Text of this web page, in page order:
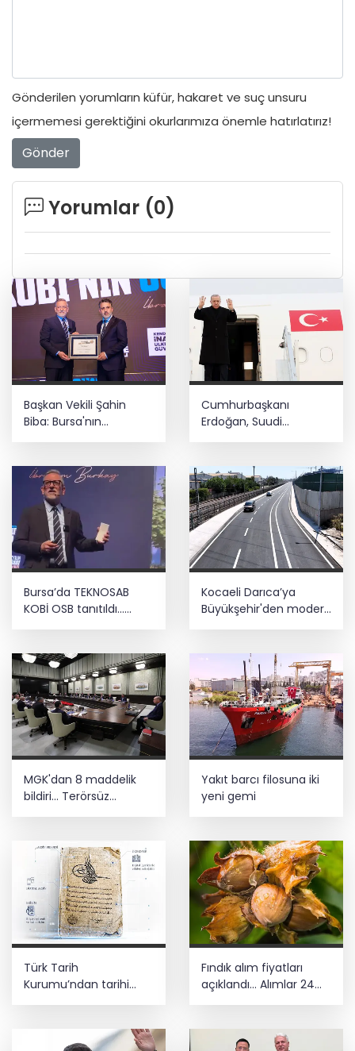
Gönderilen yorumların küfür, hakaret ve suç unsuru
içermemesi gerektiğini okurlarımıza önemle hatırlatırız!
Gönder
Yorumlar (0)
Başkan Vekili Şahin
Biba: Bursa'nın
Cumhurbaşkanı
Erdoğan, Suudi
Bursa’da TEKNOSAB
KOBİ OSB tanıtıldı...
Bursa’nın kalkınma
dönem
Kocaeli Darıca’ya
Büyükşehir'den modern
ulaşım yatırımı
MGK'dan 8 maddelik
bildiri... Terörsüz
Türkiye, bölgesel
mesajı
Yakıt barcı filosuna iki
yeni gemi
Türk Tarih
Kurumu’ndan tarihi
Fındık alım fiyatları
açıklandı... Alımlar 24